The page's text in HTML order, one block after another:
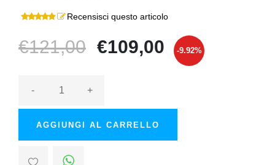
Recensisci questo articolo
€121,00 €109,00 -9.92%
- +
AGGIUNGI AL CARRELLO